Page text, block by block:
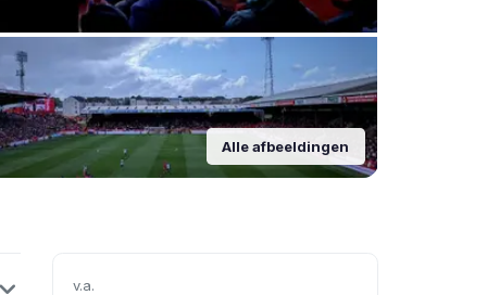
Alle afbeeldingen
v.a.